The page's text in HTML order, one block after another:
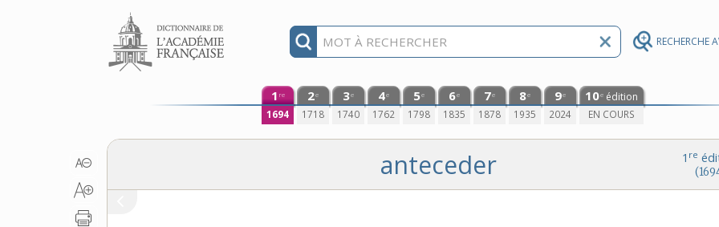
RECHERCHE
Aller au contenu
1 re
1694
2e
1718
3e
1740
4e
1762
5e
1798
6e
1835
7e
1878
8e
1935
9e
2024
10e édition
EN COURS
1 re
anteceder